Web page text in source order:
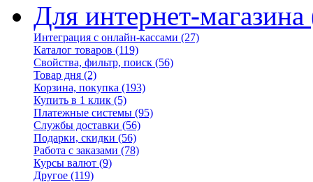
Для интернет-магазина
Интеграция с онлайн-кассами (27)
Каталог товаров (119)
Свойства, фильтр, поиск (56)
Товар дня (2)
Корзина, покупка (193)
Купить в 1 клик (5)
Платежные системы (95)
Службы доставки (56)
Подарки, скидки (56)
Работа с заказами (78)
Курсы валют (9)
Другое (119)